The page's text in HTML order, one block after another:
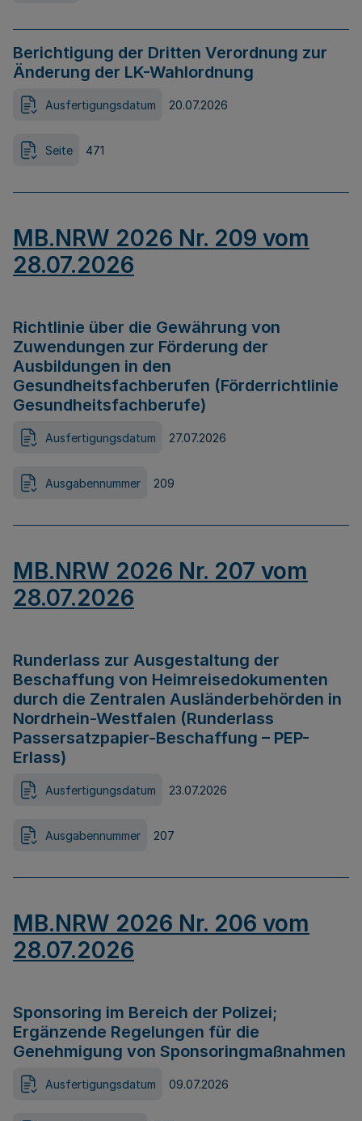
Berichtigung der Dritten Verordnung zur
Änderung der LK-Wahlordnung
Ausfertigungsdatum 20.07.2026
Seite 471
MB.NRW 2026 Nr. 209 vom
28.07.2026
Richtlinie über die Gewährung von
Zuwendungen zur Förderung der
Ausbildungen in den
Gesundheitsfachberufen (Förderrichtlinie
Gesundheitsfachberufe)
Ausfertigungsdatum 27.07.2026
Ausgabennummer 209
MB.NRW 2026 Nr. 207 vom
28.07.2026
Runderlass zur Ausgestaltung der
Beschaffung von Heimreisedokumenten
durch die Zentralen Ausländerbehörden in
Nordrhein-Westfalen (Runderlass
Passersatzpapier-Beschaffung – PEP-
Erlass)
Ausfertigungsdatum 23.07.2026
Ausgabennummer 207
MB.NRW 2026 Nr. 206 vom
28.07.2026
Sponsoring im Bereich der Polizei;
Ergänzende Regelungen für die
Genehmigung von Sponsoringmaßnahmen
Ausfertigungsdatum 09.07.2026